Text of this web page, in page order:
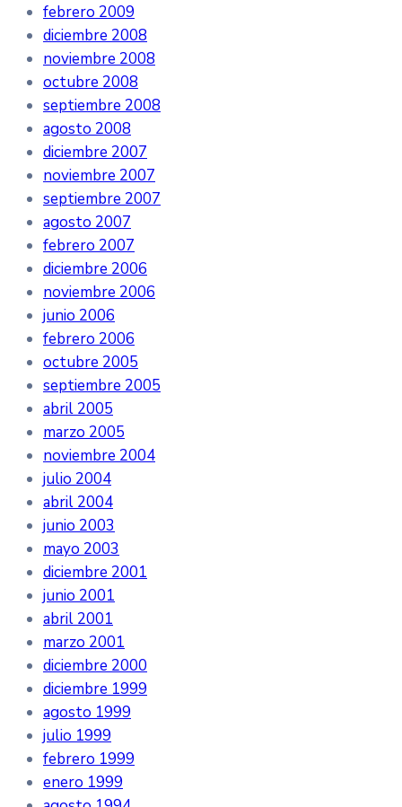
febrero 2009
diciembre 2008
noviembre 2008
octubre 2008
septiembre 2008
agosto 2008
diciembre 2007
noviembre 2007
septiembre 2007
agosto 2007
febrero 2007
diciembre 2006
noviembre 2006
junio 2006
febrero 2006
octubre 2005
septiembre 2005
abril 2005
marzo 2005
noviembre 2004
julio 2004
abril 2004
junio 2003
mayo 2003
diciembre 2001
junio 2001
abril 2001
marzo 2001
diciembre 2000
diciembre 1999
agosto 1999
julio 1999
febrero 1999
enero 1999